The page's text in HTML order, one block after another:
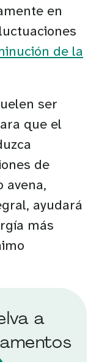
en
de la
ser
que el
de
avena,
ayudará
más
a